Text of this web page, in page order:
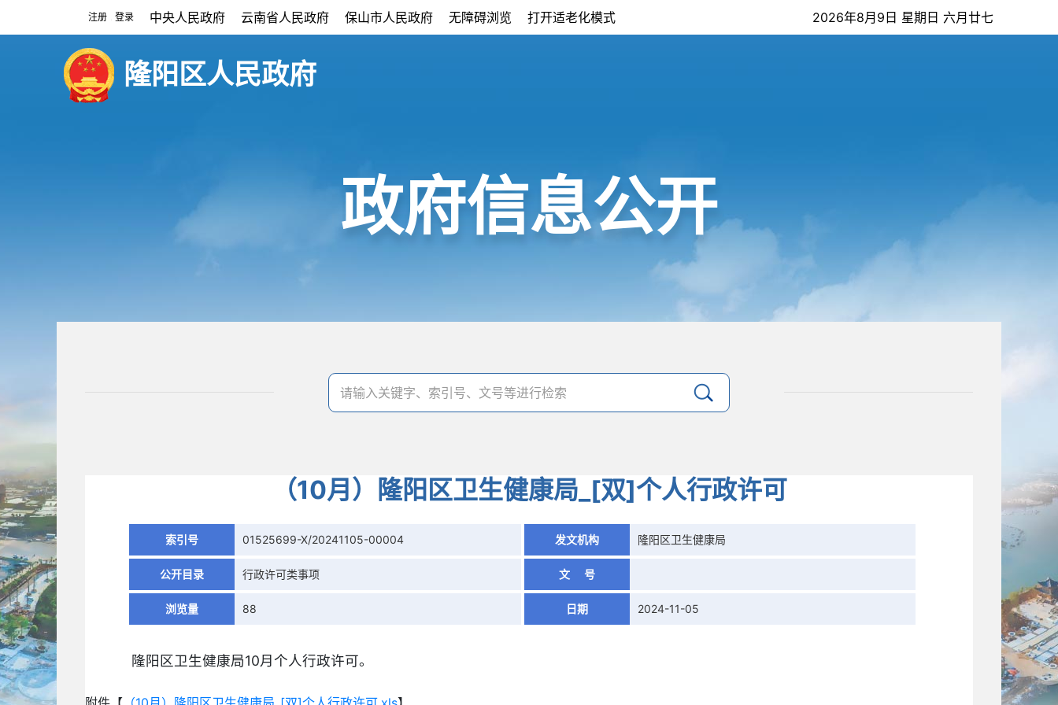
注册 登录 中央人民政府 云南省人民政府 保山市人民政府 无障碍浏览 打开适老化模式 2026年8月9日 星期日 六月廿七
隆阳区人民政府
政府信息公开
（10月）隆阳区卫生健康局_[双]个人行政许可
索引号 01525699-X/20241105-00004 发文机构 隆阳区卫生健康局
公开目录 行政许可类事项 文 号
浏览量 88 日期 2024-11-05
隆阳区卫生健康局10月个人行政许可。